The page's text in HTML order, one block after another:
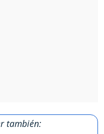
también: